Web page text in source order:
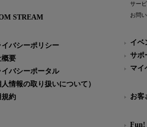
STREAM
イバシーポリシー
概要
イバシーポータル
人情報の取り扱いについて）
規約
サー
お問
イベ
サポ
マイ
お客
Fun!